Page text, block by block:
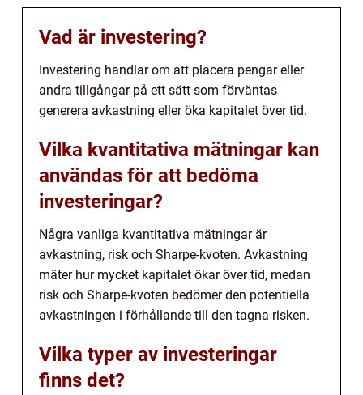
Vad är investering?
Investering handlar om att placera pengar eller
andra tillgångar på ett sätt som förväntas
generera avkastning eller öka kapitalet över tid.
Vilka kvantitativa mätningar kan
användas för att bedöma
investeringar?
Några vanliga kvantitativa mätningar är
avkastning, risk och Sharpe-kvoten. Avkastning
mäter hur mycket kapitalet ökar över tid, medan
risk och Sharpe-kvoten bedömer den potentiella
avkastningen i förhållande till den tagna risken.
Vilka typer av investeringar
finns det?